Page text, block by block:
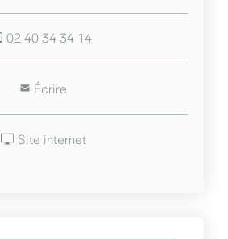
02 40 34 34 14
Écrire
Site internet